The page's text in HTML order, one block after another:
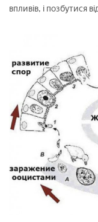
впливів, і позбутися